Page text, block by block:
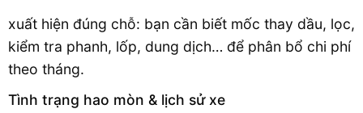
xuất hiện đúng chỗ: bạn cần biết mốc thay dầu, lọc,
kiểm tra phanh, lốp, dung dịch… để phân bổ chi phí
theo tháng.
Tình trạng hao mòn & lịch sử xe